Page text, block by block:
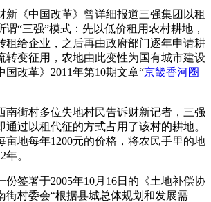
《中国改革》曾详细报道三强集团以租
“三强”模式：先以低价租用农村耕地，
租给企业，之后再由政府部门逐年申请耕
转变征用，农地由此变性为国有城市建设
国改革》2011年第10期文章“京畿香河圈
街村多位失地村民告诉财新记者，三强
通过以租代征的方式占用了该村的耕地。
亩地每年1200元的价格，将农民手里的地
。
签署于2005年10月16日的《土地补偿协
街村委会“根据县城总体规划和发展需